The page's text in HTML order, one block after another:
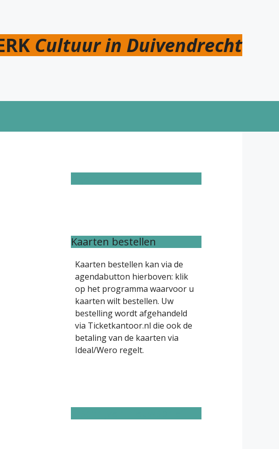
Cultuur in Duivendrecht
Kaarten bestellen
Kaarten bestellen kan via de
agendabutton hierboven: klik
op het programma waarvoor u
kaarten wilt bestellen. Uw
bestelling wordt afgehandeld
via Ticketkantoor.nl die ook de
betaling van de kaarten via
Ideal/Wero regelt.